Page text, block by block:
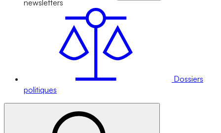
newsletters
Dossiers
politiques